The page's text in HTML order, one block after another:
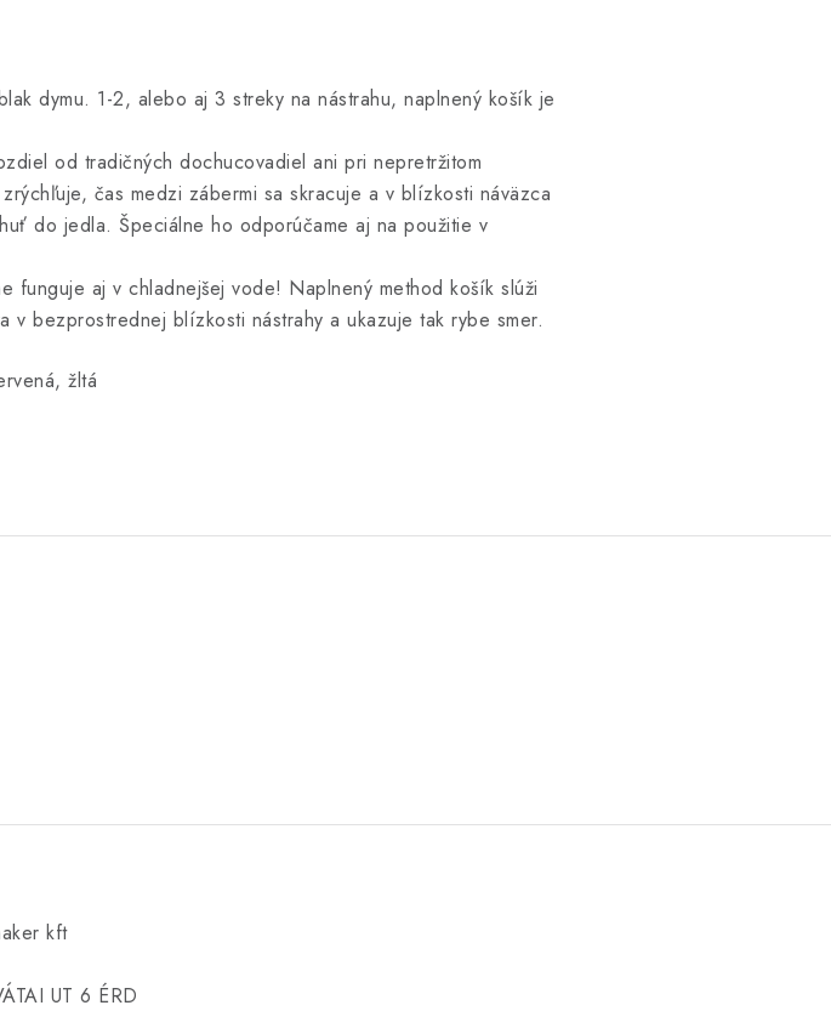
dymu. 1-2, alebo aj 3 streky na nástrahu, naplnený košík je
od tradičných dochucovadiel ani pri nepretržitom
čas medzi zábermi sa skracuje a v blízkosti náväzca
do jedla. Špeciálne ho odporúčame aj na použitie v
funguje aj v chladnejšej vode! Naplnený method košík slúži
bezprostrednej blízkosti nástrahy a ukazuje tak rybe smer.
žltá
kft
UT 6 ÉRD